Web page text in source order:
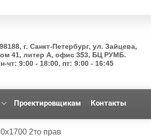
г. Санкт-Петербург, ул. Зайцева,
41, литер А, офис 353, БЦ РУМБ.
чт: 9:00 - 18:00, пт: 9:00 - 16:45
Проектировщикам Контакты
2то прав